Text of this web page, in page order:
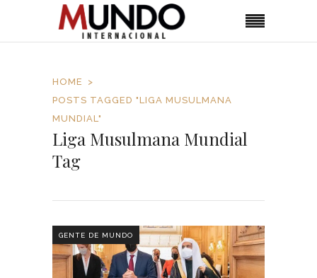
HOME
POSTS TAGGED "LIGA MUSULMANA
MUNDIAL"
Liga Musulmana Mundial
Tag
GENTE DE MUNDO